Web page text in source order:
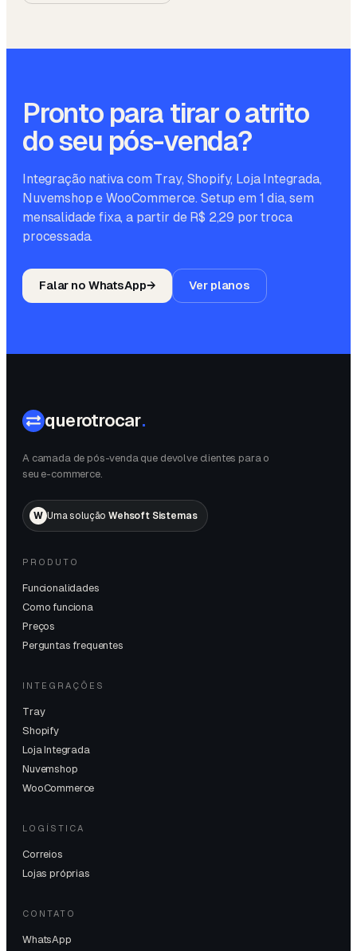
Pronto para tirar o atrito
do seu pós-venda?
Integração nativa com Tray, Shopify, Loja Integrada,
Nuvemshop e WooCommerce. Setup em 1 dia, sem
mensalidade fixa, a partir de R$ 2,29 por troca
processada.
Falar no WhatsApp→ Ver planos
querotrocar.
A camada de pós-venda que devolve clientes para o
seu e-commerce.
W Uma soluçãoWehsoft Sistemas
PRODUTO
Funcionalidades
Como funciona
Preços
Perguntas frequentes
INTEGRAÇÕES
Tray
Shopify
Loja Integrada
Nuvemshop
WooCommerce
LOGÍSTICA
Correios
Lojas próprias
CONTATO
WhatsApp